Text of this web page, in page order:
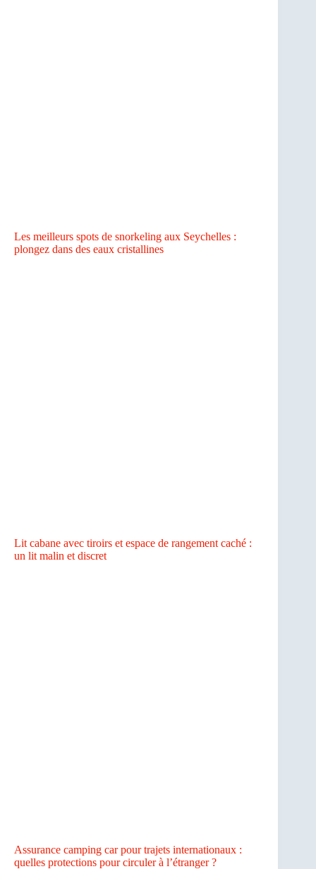
Les meilleurs spots de snorkeling aux Seychelles :
plongez dans des eaux cristallines
Lit cabane avec tiroirs et espace de rangement caché :
un lit malin et discret
Assurance camping car pour trajets internationaux :
quelles protections pour circuler à l’étranger ?